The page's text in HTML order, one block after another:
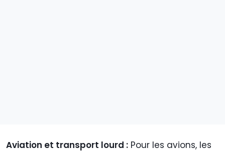
Aviation et transport lourd : Pour les avions, les